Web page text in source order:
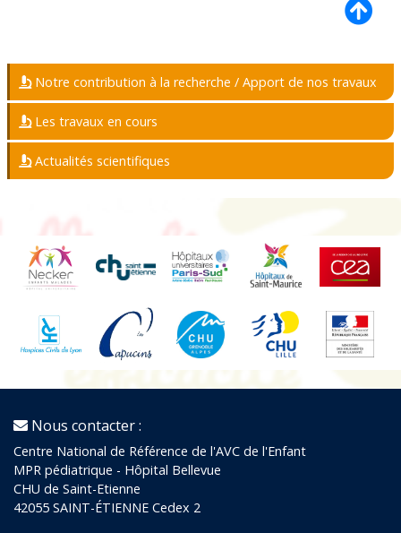
Notre contribution à la recherche / Apport de nos travaux
Les travaux en cours
Actualités scientifiques
Nous contacter :
Centre National de Référence de l'AVC de l'Enfant
MPR pédiatrique - Hôpital Bellevue
CHU de Saint-Etienne
42055 SAINT-ÉTIENNE Cedex 2